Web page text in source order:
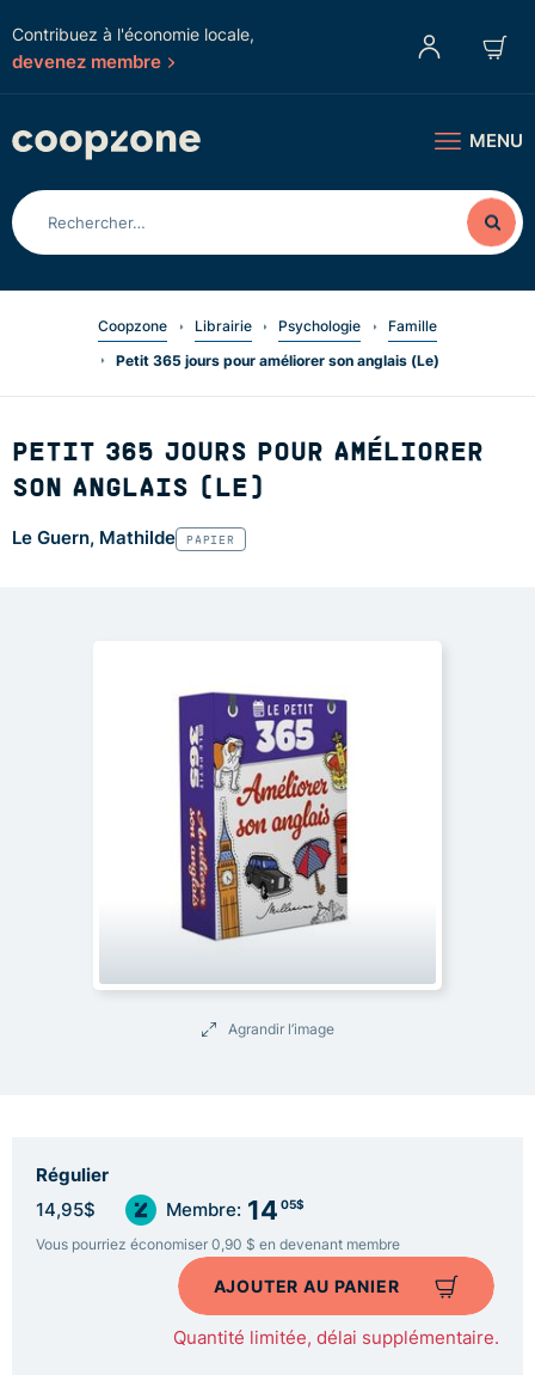
Contribuez à l'économie locale,
devenez membre
MENU
Coopzone Librairie Psychologie
Famille
Petit 365 jours pour améliorer son anglais (Le)
PETIT 365 JOURS POUR AMÉLIORER
SON ANGLAIS (LE)
Le Guern, Mathilde PAPIER
Agrandir l’image
Régulier
14,95$ Membre: 14 05$
Vous pourriez économiser 0,90 $ en devenant membre
AJOUTER AU PANIER
Quantité limitée, délai supplémentaire.